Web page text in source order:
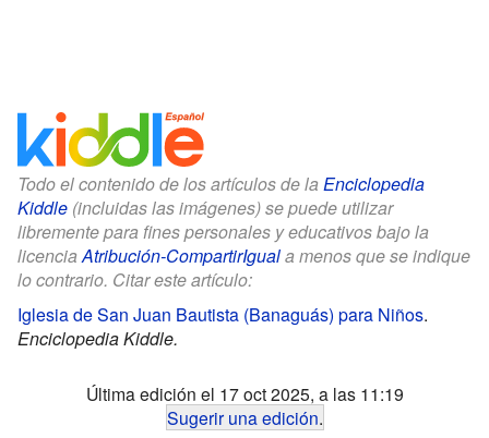
Todo el contenido de los artículos de la Enciclopedia
Kiddle (incluidas las imágenes) se puede utilizar
libremente para fines personales y educativos bajo la
licenciaAtribución-CompartirIguala menos que se indique
lo contrario. Citar este artículo:
Iglesia de San Juan Bautista (Banaguás) para Niños.
Enciclopedia Kiddle.
Última edición el 17 oct 2025, a las 11:19
Sugerir una edición.